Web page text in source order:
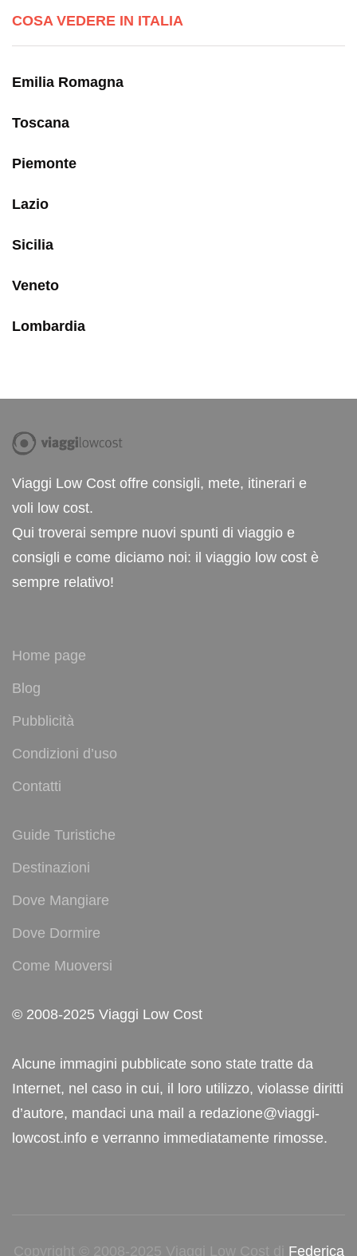
COSA VEDERE IN ITALIA
Emilia Romagna
Toscana
Piemonte
Lazio
Sicilia
Veneto
Lombardia
Viaggi Low Cost offre consigli, mete, itinerari e
voli low cost.
Qui troverai sempre nuovi spunti di viaggio e
consigli e come diciamo noi: il viaggio low cost è
sempre relativo!
Home page
Blog
Pubblicità
Condizioni d’uso
Contatti
Guide Turistiche
Destinazioni
Dove Mangiare
Dove Dormire
Come Muoversi
© 2008-2025 Viaggi Low Cost
Alcune immagini pubblicate sono state tratte da
Internet, nel caso in cui, il loro utilizzo, violasse diritti
d’autore, mandaci una mail a redazione@viaggi-
lowcost.info e verranno immediatamente rimosse.
Copyright © 2008-2025 Viaggi Low Cost di Federica